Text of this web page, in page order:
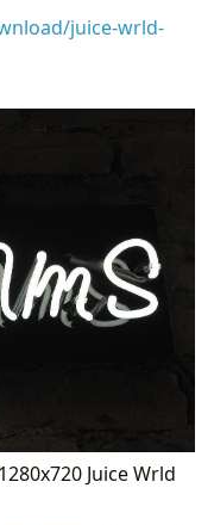
juice-wrld-
Juice Wrld